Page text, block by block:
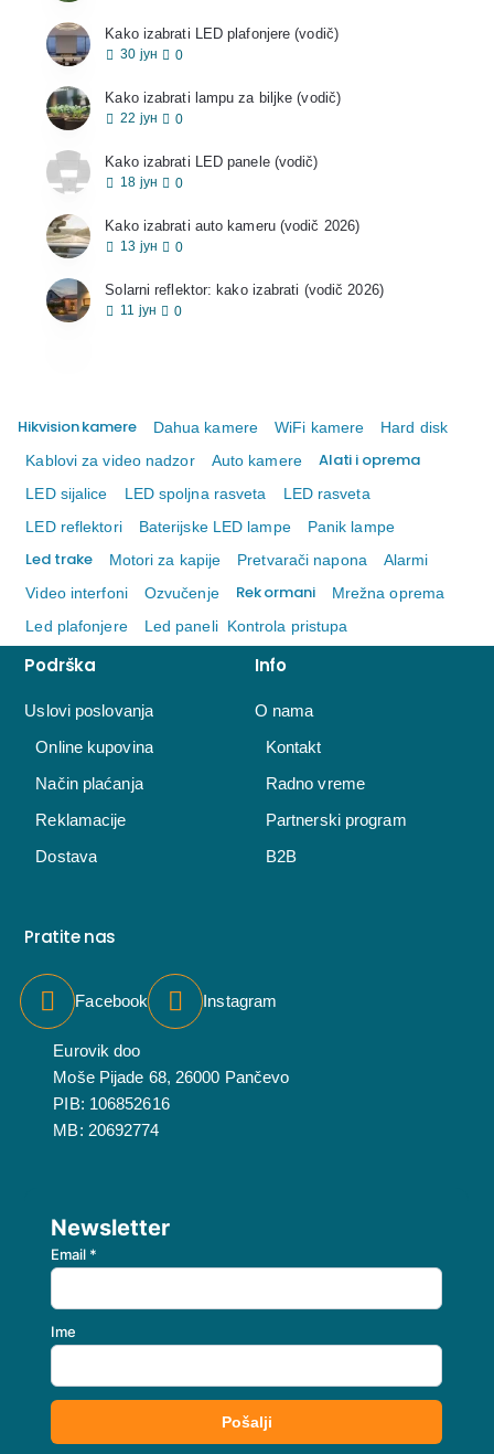
Kako izabrati LED plafonjere (vodič)
30 јун 0
Kako izabrati lampu za biljke (vodič)
22 јун 0
Kako izabrati LED panele (vodič)
18 јун 0
Kako izabrati auto kameru (vodič 2026)
13 јун 0
Solarni reflektor: kako izabrati (vodič 2026)
11 јун 0
Hikvision kamere Dahua kamere WiFi kamere
Hard disk
Kablovi za video nadzor
Auto kamere Alati i oprema
LED sijalice LED spoljna rasveta
LED rasveta
LED reflektori
Baterijske LED lampe Panik lampe
Led trake Motori za kapije Pretvarači napona
Alarmi
Video interfoni
Ozvučenje Rek ormani
Mrežna oprema
Led plafonjere
Led paneli Kontrola pristupa
Podrška
Uslovi poslovanja
Online kupovina
Način plaćanja
Reklamacije
Dostava
Info
O nama
Kontakt
Radno vreme
Partnerski program
B2B
Pratite nas
Facebook Instagram
Eurovik doo
Moše Pijade 68, 26000 Pančevo
PIB: 106852616
MB: 20692774